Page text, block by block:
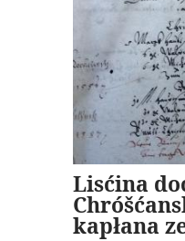
Lisćina
kapłana